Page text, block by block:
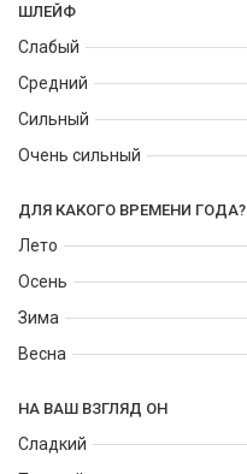
ШЛЕЙФ
Слабый
Средний
Сильный
Очень сильный
ДЛЯ КАКОГО ВРЕМЕНИ ГОДА?
Лето
Осень
Зима
Весна
НА ВАШ ВЗГЛЯД ОН
Сладкий